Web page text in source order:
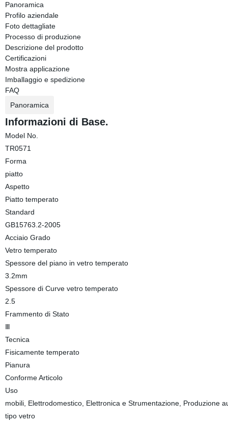
Panoramica
Profilo aziendale
Foto dettagliate
Processo di produzione
Descrizione del prodotto
Certificazioni
Mostra applicazione
Imballaggio e spedizione
FAQ
Panoramica
Informazioni di Base.
Model No.
TR0571
Forma
piatto
Aspetto
Piatto temperato
Standard
GB15763.2-2005
Acciaio Grado
Vetro temperato
Spessore del piano in vetro temperato
3.2mm
Spessore di Curve vetro temperato
2.5
Frammento di Stato
Ⅲ
Tecnica
Fisicamente temperato
Pianura
Conforme Articolo
Uso
mobili, Elettrodomestico, Elettronica e Strumentazione, Produzione
tipo vetro